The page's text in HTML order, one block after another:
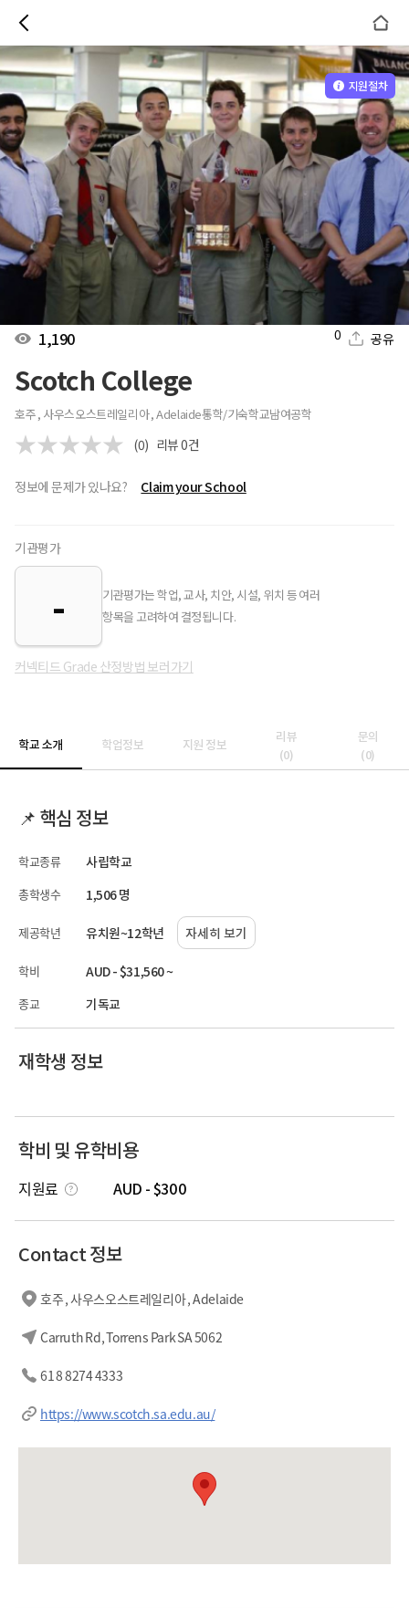
1,190 0 공유
Scotch College
호주 , 사우스오스트레일리아 , Adelaide통학/기숙학교남여공학
(0) 리뷰0건
정보에 문제가 있나요? Claim your School
기관평가
-
기관평가는 학업, 교사, 치안, 시설, 위치 등 여러
항목을 고려하여 결정됩니다.
커넥티드 Grade 산정방법 보러가기
지원절차
학교 소개 학업정보 지원 정보
리뷰
(0)
문의
(0)
📌 핵심 정보
학교종류 사립학교
총학생수 1,506 명
제공학년 유치원~12학년 자세히 보기
학비 AUD - $31,560 ~
종교 기독교
재학생 정보
학비 및 유학비용
지원료 AUD - $300
Contact 정보
호주 , 사우스오스트레일리아 , Adelaide
Carruth Rd, Torrens Park SA 5062
61 8 8274 4333
https://www.scotch.sa.edu.au/